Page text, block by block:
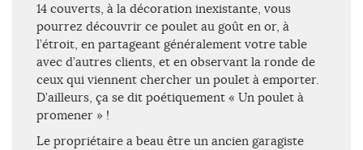
14 couverts, à la décoration inexistante, vous
pourrez découvrir ce poulet au goût en or, à
l’étroit, en partageant généralement votre table
avec d’autres clients, et en observant la ronde de
ceux qui viennent chercher un poulet à emporter.
D’ailleurs, ça se dit poétiquement « Un poulet à
promener » !
Le propriétaire a beau être un ancien garagiste